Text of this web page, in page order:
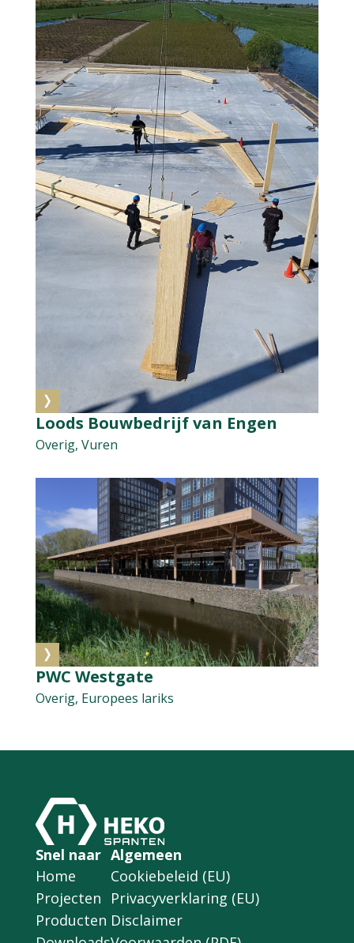
Loods Bouwbedrijf van Engen
Overig, Vuren
PWC Westgate
Overig, Europees lariks
Snel naar
Home
Projecten
Producten
Algemeen
Cookiebeleid (EU)
Privacyverklaring (EU)
Disclaimer